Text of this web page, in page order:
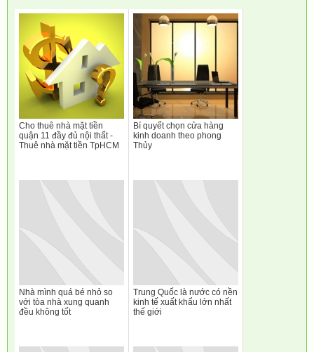
Cho thuê nhà mặt tiền
quận 11 đầy đủ nội thất -
Thuê nhà mặt tiền TpHCM
Bí quyết chọn cửa hàng
kinh doanh theo phong
Thủy
Nhà mình quá bé nhỏ so
với tòa nhà xung quanh
đều không tốt
Trung Quốc là nước có nền
kinh tế xuất khẩu lớn nhất
thế giới